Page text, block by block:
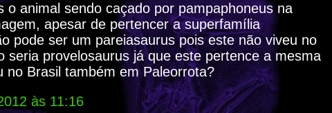
o animal sendo caçado por pampaphoneus na
apesar de pertencer a superfamília
pode ser um pareiasaurus pois este não viveu no
seria provelosaurus já que este pertence a mesma
no Brasil também em Paleorrota?
às 11:16